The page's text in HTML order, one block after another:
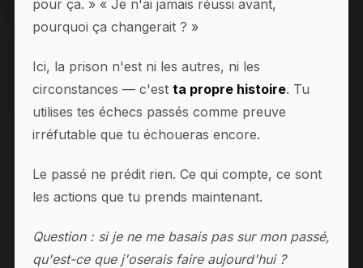
pour ça. » « Je n'ai jamais réussi avant,
pourquoi ça changerait ? »
Ici, la prison n'est ni les autres, ni les
circonstances — c'est ta propre histoire. Tu
utilises tes échecs passés comme preuve
irréfutable que tu échoueras encore.
Le passé ne prédit rien. Ce qui compte, ce sont
les actions que tu prends maintenant.
Question : si je ne me basais pas sur mon passé,
qu'est-ce que j'oserais faire aujourd'hui ?